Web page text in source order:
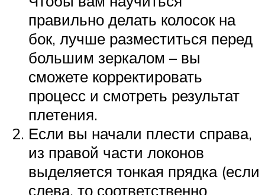
правильно делать колосок на
бок, лучше разместиться перед
большим зеркалом – вы
сможете корректировать
процесс и смотреть результат
плетения.
Если вы начали плести справа,
из правой части локонов
выделяется тонкая прядка (если
слева, то соответственно